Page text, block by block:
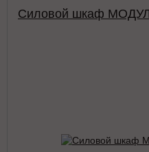
Силовой шкаф